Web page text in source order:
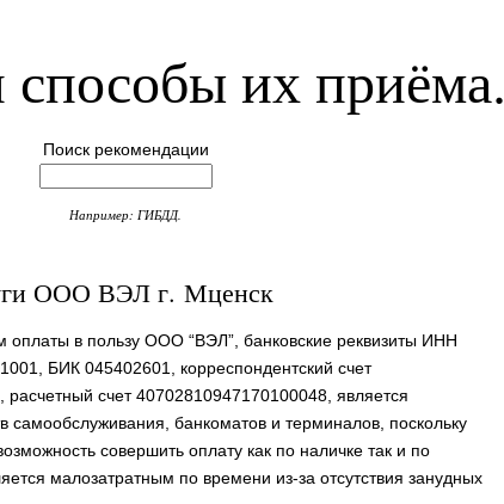
их приёма.
Поиск рекомендации
Например: ГИБДД.
ООО ВЭЛ г. Мценск
оплаты в пользу ООО “ВЭЛ”, банковские реквизиты ИНН
БИК 045402601, корреспондентский счет
счет 40702810947170100048, является
самообслуживания, банкоматов и терминалов, поскольку
совершить оплату как по наличке так и по
малозатратным по времени из-за отсутствия занудных